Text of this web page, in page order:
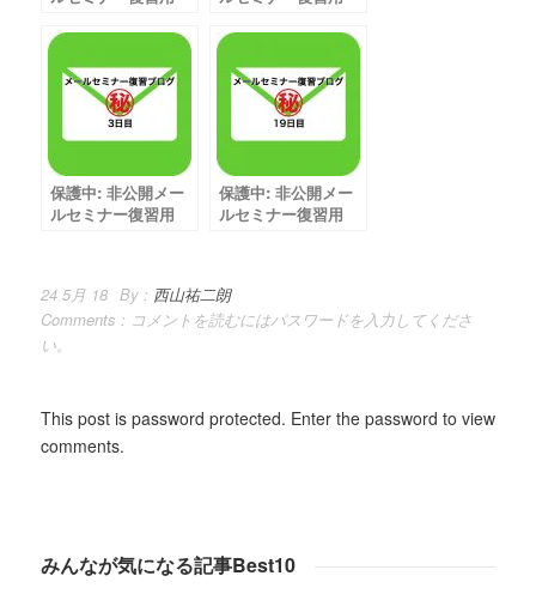
保護中: 非公開メー
ルセミナー復習用
保護中: 非公開メー
ルセミナー復習用
24 5月 18 By : 西山祐二朗
Comments : コメントを読むにはパスワードを入力してくださ
い。
This post is password protected. Enter the password to view
comments.
みんなが気になる記事Best10